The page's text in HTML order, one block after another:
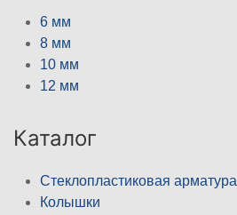
6 мм
8 мм
10 мм
12 мм
Каталог
Стеклопластиковая арматура
Колышки